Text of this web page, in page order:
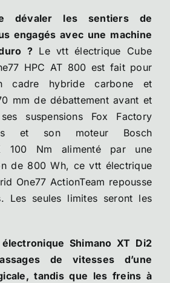
dévaler les sentiers de
engagés avec une machine
?Le vtt électrique Cube
HPC AT 800 est fait pour
cadre hybride carbone et
mm de débattement avant et
suspensions Fox Factory
et son moteur Bosch
100 Nm alimenté par une
de 800 Wh, ce vtt électrique
One77 ActionTeam repousse
Les seules limites seront les
Shimano XT Di2
de vitesses d’une
tandis que les freins à